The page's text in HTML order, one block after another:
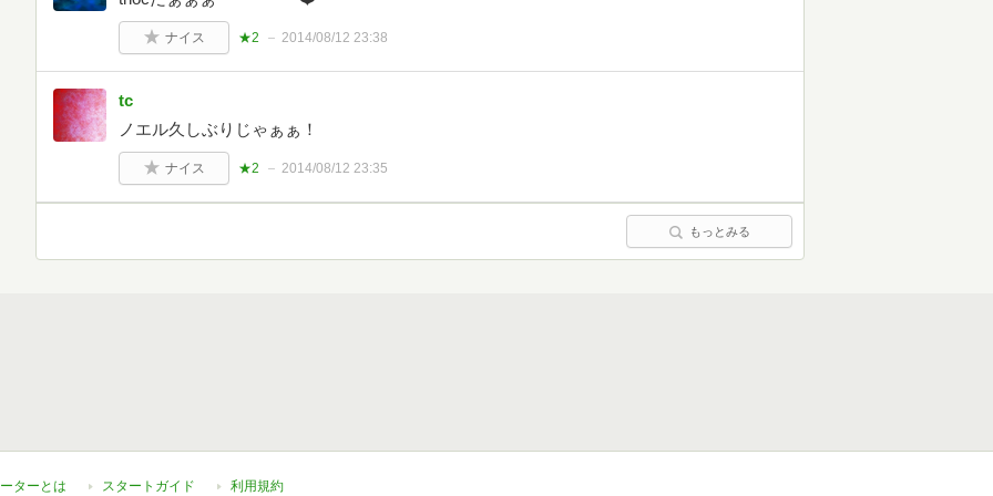
ナイス ★2 2014/08/12 23:38
tc
ノエル久しぶりじゃぁぁ！
ナイス ★2 2014/08/12 23:35
もっとみる
ターとは スタートガイド 利用規約